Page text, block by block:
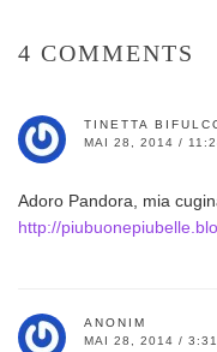
4 COMMENTS
TINETTA
MAI 28, 2014 /
Adoro Pandora, mia
http://
ANONIM
MAI 28, 2014 /